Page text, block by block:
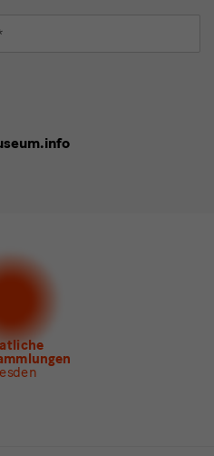
Sächsische Volkskunst